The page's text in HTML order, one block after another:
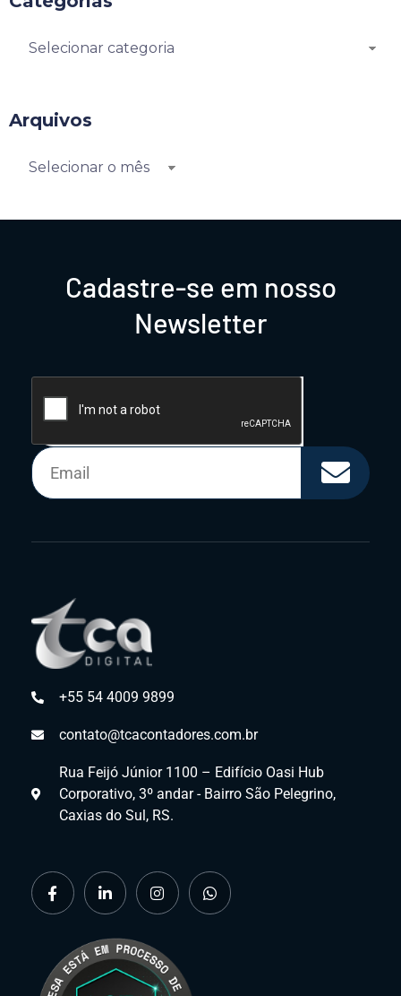
Arquivos
Cadastre-se em nosso
Newsletter
+55 54 4009 9899
contato@tcacontadores.com.br
Rua Feijó Júnior 1100 – Edifício Oasi Hub
Corporativo, 3º andar - Bairro São Pelegrino,
Caxias do Sul, RS.